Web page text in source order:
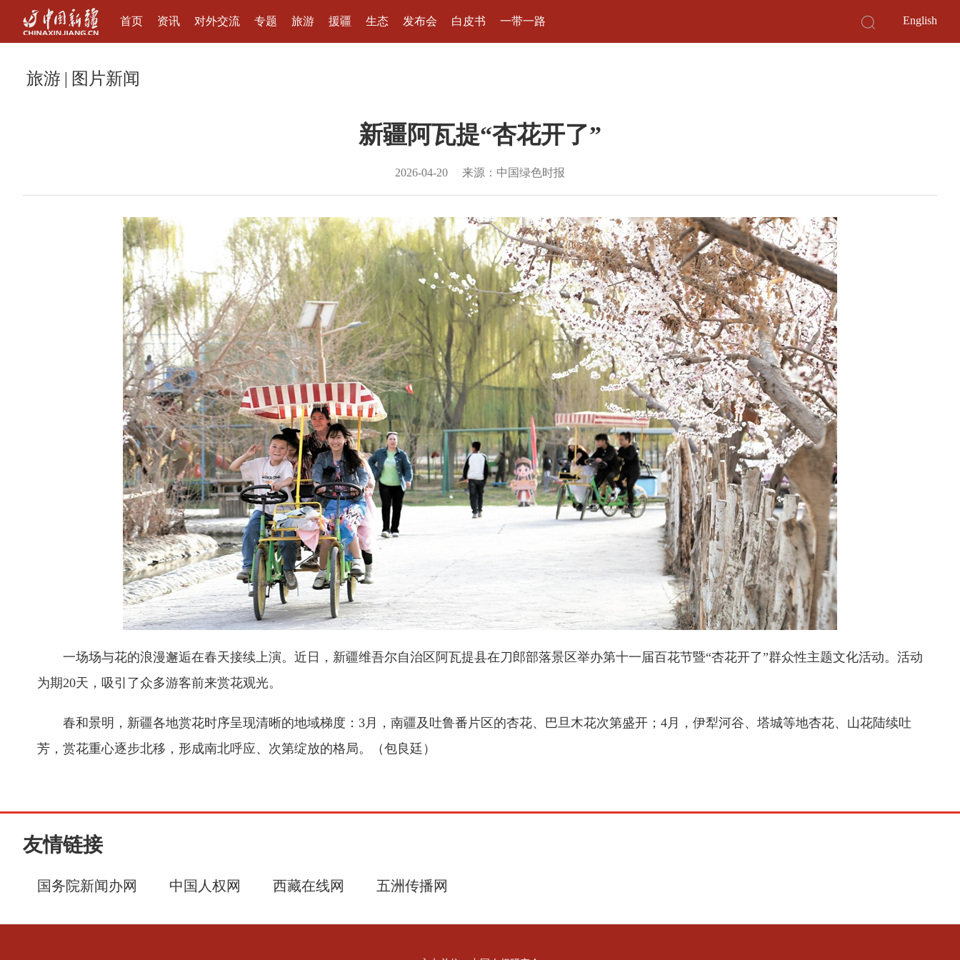
首页 资讯 对外交流 专题 旅游 援疆 生态 发布会 白皮书 一带一路 English
旅游 | 图片新闻
新疆阿瓦提“杏花开了”
2026-04-20 来源：中国绿色时报
一场场与花的浪漫邂逅在春天接续上演。近日，新疆维吾尔自治区阿瓦提县在刀郎部落景区举办第十一届百花节暨“杏花开了”群众性主题文化活动。活动
为期20天，吸引了众多游客前来赏花观光。
春和景明，新疆各地赏花时序呈现清晰的地域梯度：3月，南疆及吐鲁番片区的杏花、巴旦木花次第盛开；4月，伊犁河谷、塔城等地杏花、山花陆续吐
芳，赏花重心逐步北移，形成南北呼应、次第绽放的格局。（包良廷）
友情链接
国务院新闻办网 中国人权网 西藏在线网 五洲传播网